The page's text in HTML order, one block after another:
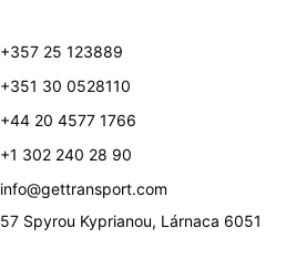
+357 25 123889
+351 30 0528110
+44 20 4577 1766
+1 302 240 28 90
info@gettransport.com
57 Spyrou Kyprianou, Lárnaca 6051